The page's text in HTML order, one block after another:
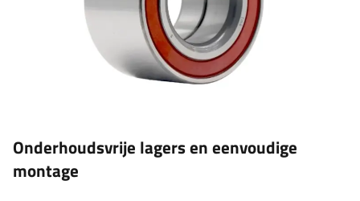
Onderhoudsvrije lagers en eenvoudige
montage